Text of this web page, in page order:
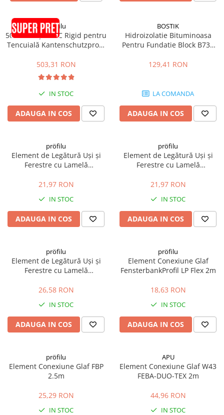
pröfilu
50buc Colțar PVC Rigid pentru
Tencuială Kantenschutzprofil
503,31 RON
IN STOC
ADAUGA IN COS
BOSTIK
Hidroizolatie Bituminoasa
Pentru Fundatie Block B731
129,41 RON
LA COMANDA
ADAUGA IN COS
pröfilu
Element de Legătură Uși și
Ferestre cu Lamelă
6mm 2.4m
21,97 RON
IN STOC
ADAUGA IN COS
pröfilu
Element de Legătură Uși și
Ferestre cu Lamelă
7047 6mm 2.4m
21,97 RON
IN STOC
ADAUGA IN COS
pröfilu
Element de Legătură Uși și
Ferestre cu Lamelă
6mm 2.4m
26,58 RON
IN STOC
ADAUGA IN COS
pröfilu
Element Conexiune Glaf
FensterbankProfil LP Flex 2m
18,63 RON
IN STOC
ADAUGA IN COS
pröfilu
Element Conexiune Glaf FBP
2.5m
25,29 RON
IN STOC
APU
Element Conexiune Glaf W43
FEBA-DUO-TEX 2m
44,96 RON
IN STOC